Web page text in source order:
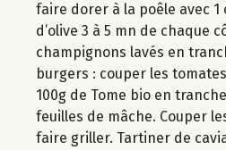
faire dorer à la poêle avec 1
d’olive 3 à 5 mn de chaque
champignons lavés en
burgers : couper les
100g de Tome bio en
feuilles de mâche. Couper
faire griller. Tartiner de